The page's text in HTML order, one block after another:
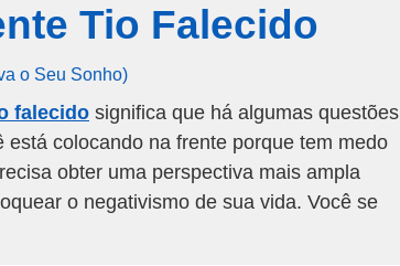
Tio Falecido
o Seu Sonho)
falecido significa que há algumas questões
colocando na frente porque tem medo
obter uma perspectiva mais ampla
o negativismo de sua vida. Você se